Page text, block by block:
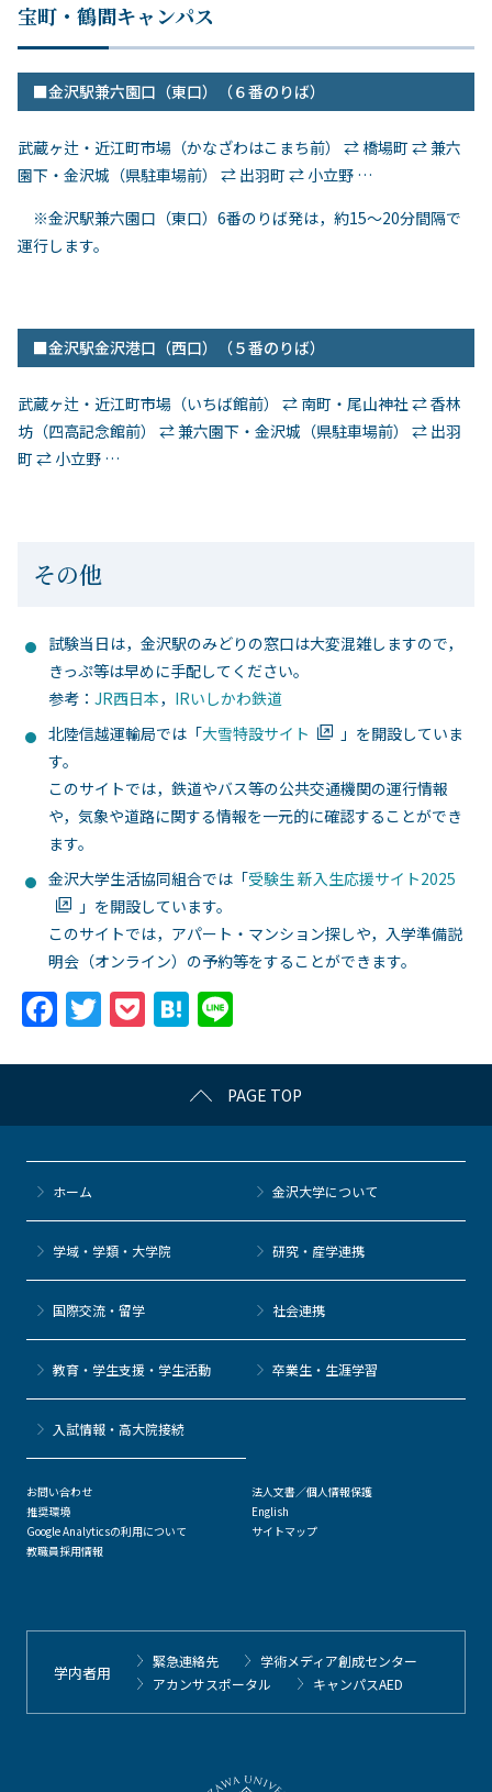
宝町・鶴間キャンパス
■金沢駅兼六園口（東口）（６番のりば）
武蔵ヶ辻・近江町市場（かなざわはこまち前） ⇄ 橋場町 ⇄ 兼六
園下・金沢城（県駐車場前） ⇄ 出羽町 ⇄ 小立野 …
※金沢駅兼六園口（東口）6番のりば発は，約15～20分間隔で
運行します。
■金沢駅金沢港口（西口）（５番のりば）
武蔵ヶ辻・近江町市場（いちば館前） ⇄ 南町・尾山神社 ⇄ 香林
坊（四高記念館前） ⇄ 兼六園下・金沢城（県駐車場前） ⇄ 出羽
町 ⇄ 小立野 …
その他
試験当日は，金沢駅のみどりの窓口は大変混雑しますので，
きっぷ等は早めに手配してください。
参考： JR西日本， IRいしかわ鉄道
北陸信越運輸局では「大雪特設サイト
」を開設していま
す。
このサイトでは，鉄道やバス等の公共交通機関の運行情報
や，気象や道路に関する情報を一元的に確認することができ
ます。
金沢大学生活協同組合では「受験生 新入生応援サイト2025
」を開設しています。
このサイトでは，アパート・マンション探しや，入学準備説
明会（オンライン）の予約等をすることができます。
F
c
e
b
o
o
k
T
itt
er
P
c
k
et
H
e
n
a
e
PAGE TOP
ホーム 金沢大学について
学域・学類・大学院 研究・産学連携
国際交流・留学 社会連携
教育・学生支援・学生活動 卒業生・生涯学習
⼊試情報・高大院接続
お問い合わせ
推奨環境
Google Analyticsの利用について
教職員採用情報
法人文書／個人情報保護
English
サイトマップ
学内者用
緊急連絡先
学術メディア創成センター
アカンサスポータル
キャンパスAED